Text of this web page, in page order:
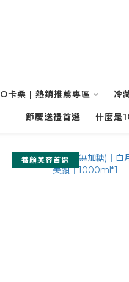
O卡桑 | 熱銷推薦專區 冷
節慶送禮首選 什麼是
養顏美容首選